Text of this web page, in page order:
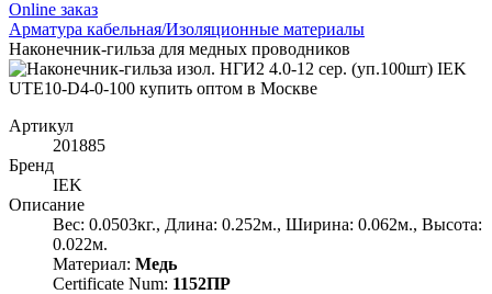
Оnline заказ
Арматура кабельная/Изоляционные материалы
Наконечник-гильза для медных проводников
Артикул
201885
Бренд
IEK
Описание
Вес: 0.0503кг., Длина: 0.252м., Ширина: 0.062м., Высота:
0.022м.
Материал: Медь
Certificate Num: 1152ПР